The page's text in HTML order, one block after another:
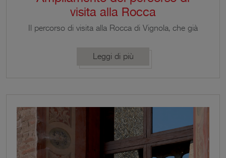
visita alla Rocca
Il percorso di visita alla Rocca di Vignola, che già
primo piano, e la cappella Contrari, si arricchisce di
una novità, includendo i camminamenti di ronda
Leggi di più